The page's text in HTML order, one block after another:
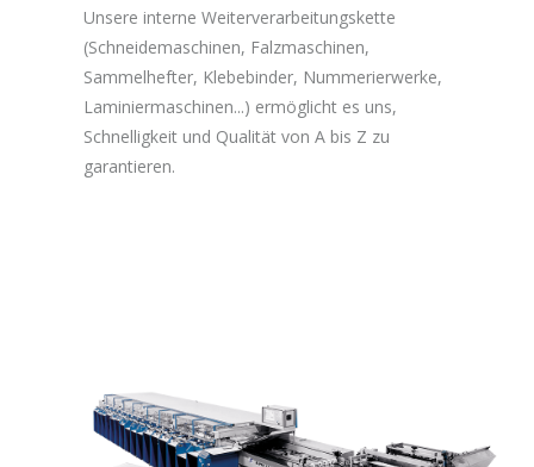
Unsere interne Weiterverarbeitungskette
(Schneidemaschinen, Falzmaschinen,
Sammelhefter, Klebebinder, Nummerierwerke,
Laminiermaschinen...) ermöglicht es uns,
Schnelligkeit und Qualität von A bis Z zu
garantieren.